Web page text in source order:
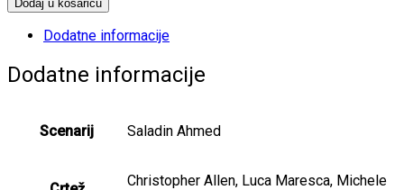
7:
Korporacija
količina
Dodaj u košaricu
Dodatne informacije
Dodatne informacije
Scenarij Saladin Ahmed
Christopher Allen, Luca Maresca, Michele